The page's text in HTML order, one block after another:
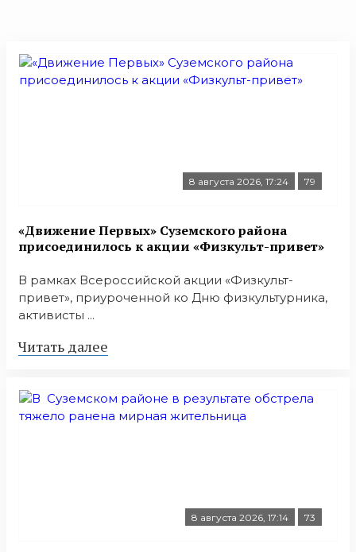
8 августа 2026, 17:24 79
«Движение Первых» Суземского района
присоединилось к акции «Физкульт-привет»
В рамках Всероссийской акции «Физкульт-
привет», приуроченной ко Дню физкультурника,
активисты ...
Читать далее
8 августа 2026, 17:14 73